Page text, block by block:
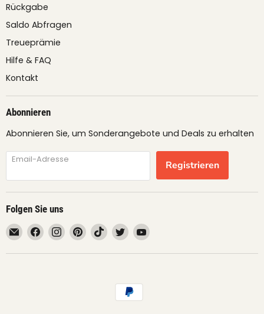
Rückgabe
Saldo Abfragen
Treueprämie
Hilfe & FAQ
Kontakt
Abonnieren
Abonnieren Sie, um Sonderangebote und Deals zu erhalten
Email-Adresse Registrieren
Folgen Sie uns
Email
fruimundo
Finden
Sie
uns
Finden
Sie
uns
Finden
Sie
uns
Pinterest
Finden
Sie
uns
TikTok
Finden
Sie
uns
Twitter
Finden
uns